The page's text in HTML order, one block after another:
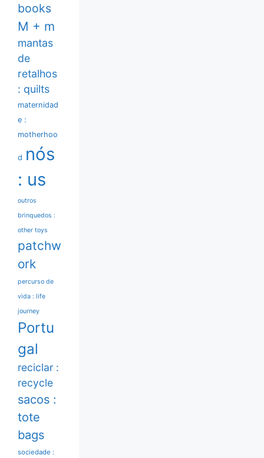
books
M + m
mantas
de
retalhos
: quilts
maternidad
e :
motherhoo
d nós
: us
outros
brinquedos :
other toys
patchw
ork
percurso de
vida : life
journey
Portu
gal
reciclar :
recycle
sacos :
tote
bags
sociedade :